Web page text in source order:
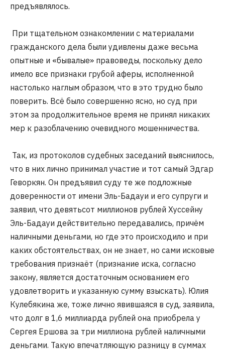
предъявлялось.
При тщательном ознакомлении с материалами
гражданского дела были удивлены даже весьма
опытные и «бывалые» правоведы, поскольку дело
имело все признаки грубой аферы, исполненной
настолько наглым образом, что в это трудно было
поверить. Всё было совершенно ясно, но суд при
этом за продолжительное время не принял никаких
мер к разоблачению очевидного мошенничества.
Так, из протоколов судебных заседаний выяснилось,
что в них лично принимал участие и тот самый Эдгар
Геворкян. Он предъявил суду те же подложные
доверенности от имени Эль-Бадауи и его супруги и
заявил, что девятьсот миллионов рублей Хуссейну
Эль-Бадауи действительно передавались, причём
наличными деньгами, но где это происходило и при
каких обстоятельствах, он не знает, но сами исковые
требования признаёт (признание иска, согласно
закону, является достаточным основанием его
удовлетворить и указанную сумму взыскать). Юлия
Кулебякина же, тоже лично явившаяся в суд, заявила,
что долг в 1,6 миллиарда рублей она приобрела у
Сергея Ершова за три миллиона рублей наличными
деньгами. Такую впечатляющую разницу в суммах